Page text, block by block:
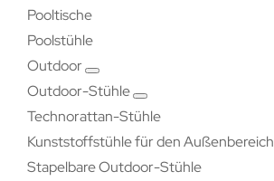
Pooltische
Poolstühle
Outdoor
Outdoor-Stühle
Technorattan-Stühle
Kunststoffstühle für den Außenbereich
Stapelbare Outdoor-Stühle